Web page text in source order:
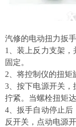
汽修的电动扭力扳
1、装上反力支架
固定。
2、将控制仪的扭
3、按下电源开关
拧紧。当螺栓扭矩
4、扳手自动停止
反开关，点动电源